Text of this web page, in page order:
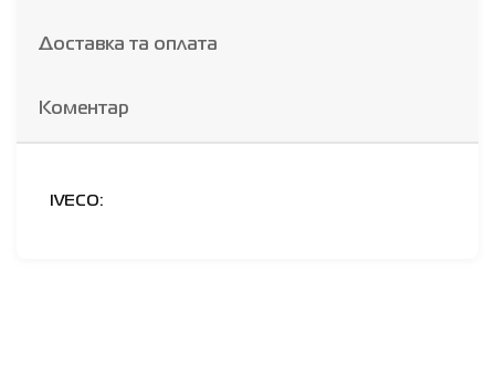
Доставка та оплата
Коментар
IVECO: